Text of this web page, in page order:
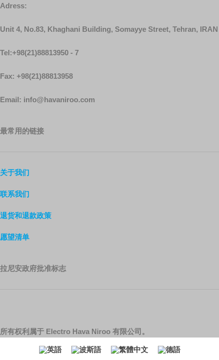
Adress:
Unit 4, No.83, Khaghani Building, Somayye Street, Tehran, IRAN
Tel:+98(21)88813950 - 7
Fax: +98(21)88813958
Email: info@havaniroo.com
最常用的链接
关于我们
联系我们
退货和退款政策
愿望清单
拉尼安政府批准标志
所有权利属于 Electro Hava Niroo 有限公司。